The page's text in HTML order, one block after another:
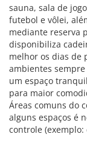
sauna, sala de
futebol e vôlei,
mediante reserva
disponibiliza
melhor os dias de
ambientes
um espaço
para maior
Áreas comuns do
alguns espaços é
controle